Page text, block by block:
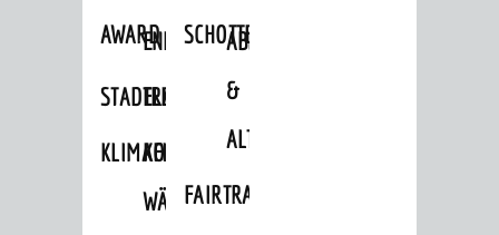
AWARDENERGIEBERATUNG
STADTRADELN
ELEKTROMOBILITÄTSBERATUNG
KLIMAFITKOMMUNALE
WÄRMEPLANUNG
SCHOTTERGÄRTEN
ABFALL
&
ALTLASTEN
FAIRTRADE